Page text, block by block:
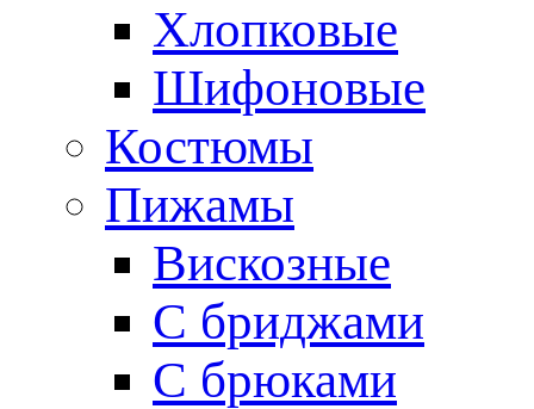
Хлопковые
Шифоновые
Костюмы
Пижамы
Вискозные
С бриджами
С брюками